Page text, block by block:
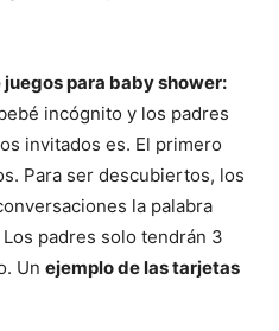
para baby shower:
incógnito y los padres
invitados es. El primero
Para ser descubiertos, los
la palabra
padres solo tendrán 3
Un ejemplo de las tarjetas